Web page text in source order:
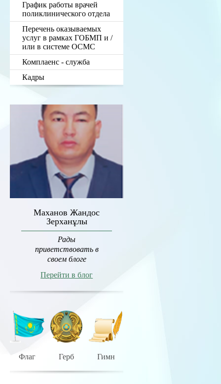
График работы врачей
поликлинического отдела
Перечень оказываемых
услуг в рамках ГОБМП и /
или в системе ОСМС
Комплаенс - служба
Кадры
Маханов Жандос
Зерханұлы
Рады
приветствовать в
своем блоге
Перейти в блог
Флаг Герб Гимн